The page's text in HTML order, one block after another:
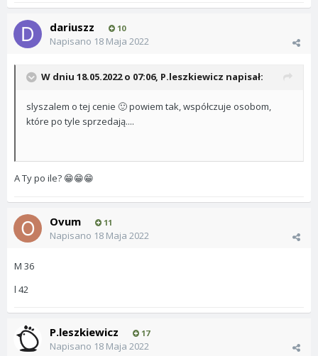
dariuszz 10
Napisano 18 Maja 2022
W dniu 18.05.2022 o 07:06, P.leszkiewicz napisał:
slyszalem o tej cenie 🙂 powiem tak, współczuje osobom,
które po tyle sprzedają....
A Ty po ile? 😁😁😁
Ovum 11
Napisano 18 Maja 2022
M 36
l 42
P.leszkiewicz 17
Napisano 18 Maja 2022